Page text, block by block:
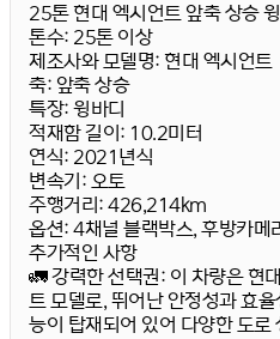
25톤 현대 엑시언트 앞축 상승
톤수: 25톤 이상
제조사와 모델명: 현대 엑시언트
축: 앞축 상승
특장: 윙바디
적재함 길이 : 10.2미터
연식: 2021년식
변속기 : 오토
주행거리 : 426,214km
옵션: 4채널 블랙박스, 후방카메
추가적인 사항
🚛강력한 선택권: 이 차량은 현
트 모델로, 뛰어난 안정성과 효
능이 탑재되어 있어 다양한 도